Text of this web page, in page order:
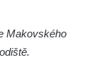
Makovského